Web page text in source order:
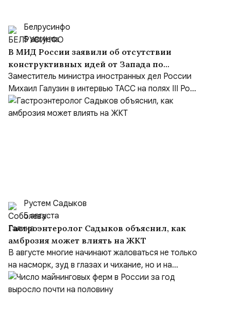
Белрусинфо
5 августа
В МИД России заявили об отсутствии
конструктивных идей от Запада по
Украине и переходе на язык ультиматумов
Заместитель министра иностранных дел России
Михаил Галузин в интервью ТАСС на полях III Ро...
Рустем Садыков
5 августа
Гастроэнтеролог Садыков объяснил, как
амброзия может влиять на ЖКТ
В августе многие начинают жаловаться не только
на насморк, зуд в глазах и чихание, но и на...